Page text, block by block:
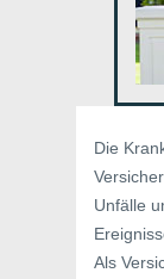
Die
Unfälle
Als